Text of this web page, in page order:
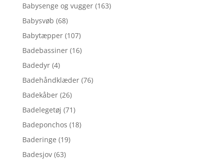
Babysenge og vugger (163)
Babysvøb (68)
Babytæpper (107)
Badebassiner (16)
Badedyr (4)
Badehåndklæder (76)
Badekåber (26)
Badelegetøj (71)
Badeponchos (18)
Baderinge (19)
Badesjov (63)